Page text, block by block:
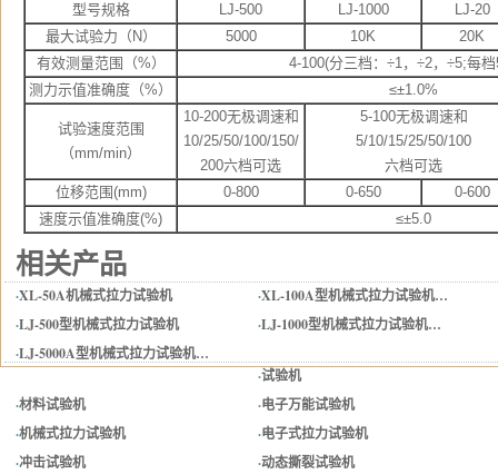
型号规格 LJ-500 LJ-1000
LJ-20
最大试验力（N）
5000 10K
20K
有效测量范围（%）
4-100(分三档：÷1，÷2，÷5;每
测力示值准确度（%）
≤±1.0%
试验速度范围
（mm/min）
10-200无极调速和
10/25/50/100/150/
200六档可选
5-100无极调速和
5/10/15/25/50/100
六档可选
位移范围(mm)
0-800 0-650
0-600
速度示值准确度(%)
≤±5.0
相关产品
·XL-50A机械式拉力试验机 ·XL-100A型机械式拉力试验机…
·LJ-500型机械式拉力试验机 ·LJ-1000型机械式拉力试验机…
·LJ-5000A型机械式拉力试验机…
·试验机
·材料试验机 ·电子万能试验机
·机械式拉力试验机 ·电子式拉力试验机
·冲击试验机 ·动态撕裂试验机